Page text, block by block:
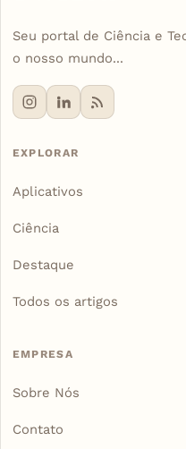
Seu portal de Ciência e
o nosso mundo...
EXPLORAR
Aplicativos
Ciência
Destaque
Todos os artigos
EMPRESA
Sobre Nós
Contato